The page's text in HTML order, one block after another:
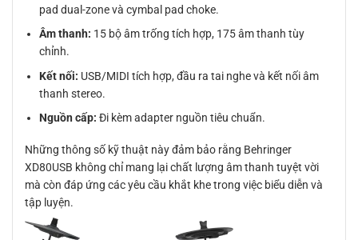
pad dual-zone và cymbal pad choke.
Âm thanh: 15 bộ âm trống tích hợp, 175 âm thanh tùy
chỉnh.
Kết nối: USB/MIDI tích hợp, đầu ra tai nghe và kết nối âm
thanh stereo.
Nguồn cấp: Đi kèm adapter nguồn tiêu chuẩn.
Những thông số kỹ thuật này đảm bảo rằng Behringer
XD80USB không chỉ mang lại chất lượng âm thanh tuyệt vời
mà còn đáp ứng các yêu cầu khắt khe trong việc biểu diễn và
tập luyện.